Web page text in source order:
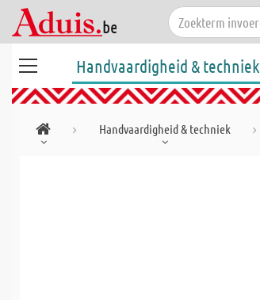
Handvaardigheid & techniek
Handvaardigheid & techniek